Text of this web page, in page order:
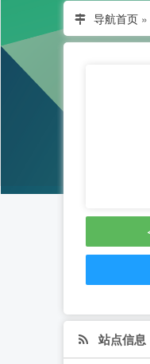
导航首页 »
站点信息